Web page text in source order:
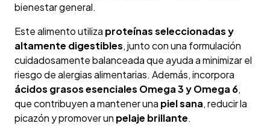
bienestar general.
Este alimento utiliza proteínas seleccionadas y
altamente digestibles, junto con una formulación
cuidadosamente balanceada que ayuda a minimizar el
riesgo de alergias alimentarias. Además, incorpora
ácidos grasos esenciales Omega 3 y Omega 6,
que contribuyen a mantener una piel sana, reducir la
picazón y promover un pelaje brillante.